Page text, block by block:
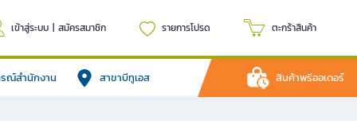
เข้าสู่ระบบ | สมัครสมาชิก รายการโปรด ตะกร้าสินค้า
รณ์สำนักงาน สาขาบีทูเอส สินค้าพรีออเดอร์